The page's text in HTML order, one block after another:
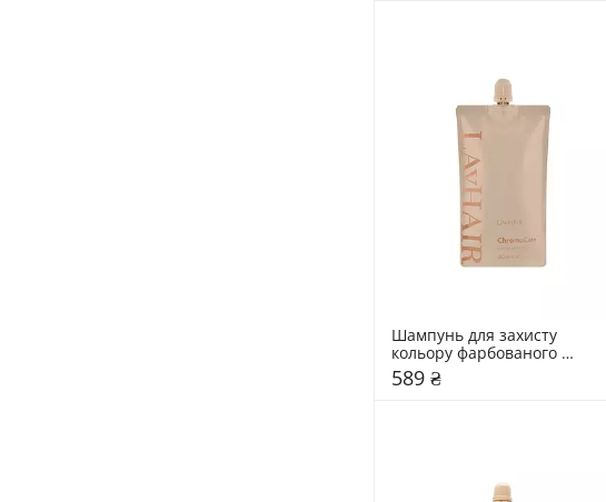
Шампунь для захисту
кольору фарбованого
волосся LAvHAIR ChromaCare
589 ₴